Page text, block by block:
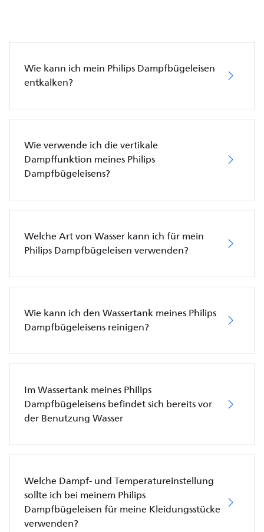
Wie kann ich mein Philips Dampfbügeleisen
entkalken?
Wie verwende ich die vertikale
Dampffunktion meines Philips
Dampfbügeleisens?
Welche Art von Wasser kann ich für mein
Philips Dampfbügeleisen verwenden?
Wie kann ich den Wassertank meines Philips
Dampfbügeleisens reinigen?
Im Wassertank meines Philips
Dampfbügeleisens befindet sich bereits vor
der Benutzung Wasser
Welche Dampf- und Temperatureinstellung
sollte ich bei meinem Philips
Dampfbügeleisen für meine Kleidungsstücke
verwenden?